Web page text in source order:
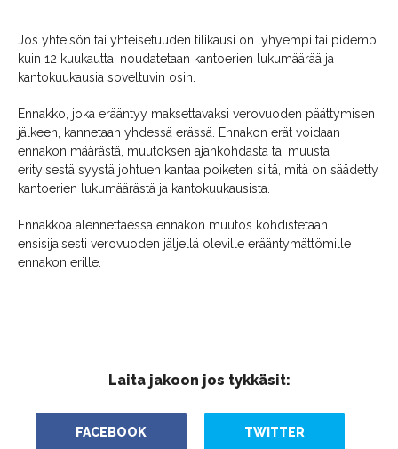
Jos yhteisön tai yhteisetuuden tilikausi on lyhyempi tai pidempi
kuin 12 kuukautta, noudatetaan kantoerien lukumäärää ja
kantokuukausia soveltuvin osin.
Ennakko, joka erääntyy maksettavaksi verovuoden päättymisen
jälkeen, kannetaan yhdessä erässä. Ennakon erät voidaan
ennakon määrästä, muutoksen ajankohdasta tai muusta
erityisestä syystä johtuen kantaa poiketen siitä, mitä on säädetty
kantoerien lukumäärästä ja kantokuukausista.
Ennakkoa alennettaessa ennakon muutos kohdistetaan
ensisijaisesti verovuoden jäljellä oleville erääntymättömille
ennakon erille.
Laita jakoon jos tykkäsit:
FACEBOOK TWITTER